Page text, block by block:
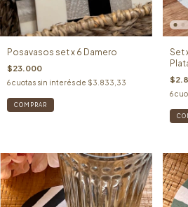
Posavasos set x 6 Damero
$23.000
6cuotas sin interés de $3.833,33
Set
6